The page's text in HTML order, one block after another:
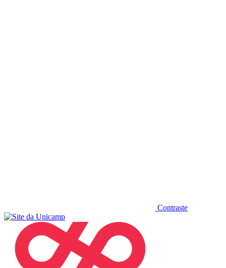
Contraste